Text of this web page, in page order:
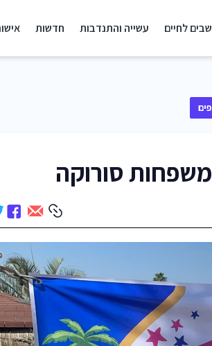
שבים לחיים עשייה והתנדבות חדשות
סורוקה